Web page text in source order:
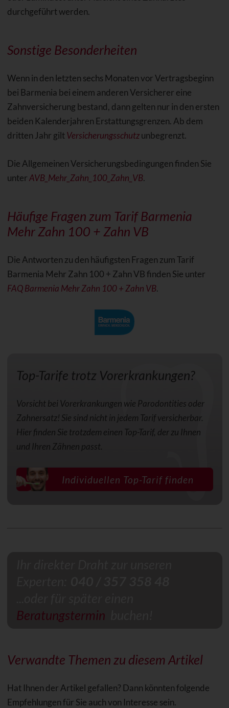
durchgeführt werden.
Sonstige Besonderheiten
Wenn in den letzten sechs Monaten vor Vertragsbeginn
bei Barmenia bei einem anderen Versicherer eine
Zahnversicherung bestand, dann gelten nur in den ersten
beiden Kalenderjahren Erstattungsgrenzen. Ab dem
dritten Jahr giltVersicherungsschutzunbegrenzt.
Die Allgemeinen Versicherungsbedingungen finden Sie
unterAVB_Mehr_Zahn_100_Zahn_VB.
Häufige Fragen zum Tarif Barmenia
Mehr Zahn 100 + Zahn VB
Die Antworten zu den häufigsten Fragen zum Tarif
Barmenia Mehr Zahn 100 + Zahn VB finden Sie unter
FAQ Barmenia Mehr Zahn 100 + Zahn VB.
Top-Tarife trotz Vorerkrankungen?
Vorsicht bei Vorerkrankungen wie Parodontities oder
Zahnersatz! Sie sind nicht in jedem Tarif versicherbar.
Hier finden Sie trotzdem einen Top-Tarif, der zu Ihnen
und Ihren Zähnen passt.
Individuellen Top-Tarif finden
Beratungstermin
Verwandte Themen zu diesem Artikel
Hat Ihnen der Artikel gefallen? Dann könnten folgende
Empfehlungen für Sie auch von Interesse sein.